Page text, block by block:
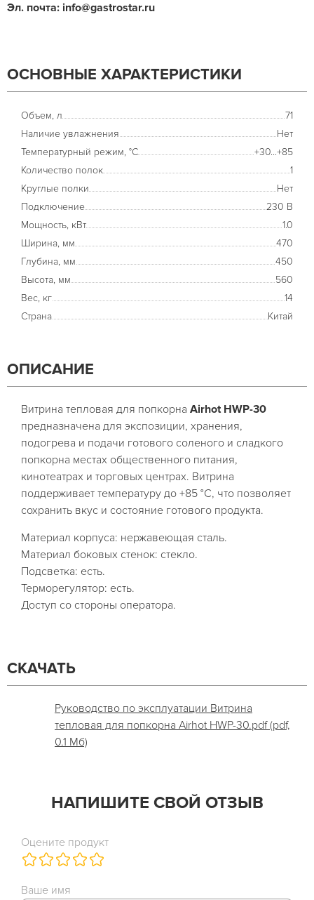
Эл. почта: info@gastrostar.ru
ОСНОВНЫЕ ХАРАКТЕРИСТИКИ
Объем, л
71
Наличие увлажнения
Нет
Температурный режим, °С
+30...+85
Количество полок
1
Круглые полки
Нет
Подключение
230 В
Мощность, кВт
1.0
Ширина, мм
470
Глубина, мм
450
Высота, мм
560
Вес, кг
14
Страна
Китай
ОПИСАНИЕ
Витрина тепловая для попкорна Airhot HWP-30
предназначена для экспозиции, хранения,
подогрева и подачи готового соленого и сладкого
попкорна местах общественного питания,
кинотеатрах и торговых центрах. Витрина
поддерживает температуру до +85 °C, что позволяет
сохранить вкус и состояние готового продукта.
Материал корпуса: нержавеющая сталь.
Материал боковых стенок: стекло.
Подсветка: есть.
Терморегулятор: есть.
Доступ со стороны оператора.
СКАЧАТЬ
Руководство по эксплуатации Витрина
тепловая для попкорна Airhot HWP-30.pdf (pdf,
0.1 Мб)
НАПИШИТЕ СВОЙ ОТЗЫВ
Оцените продукт
Ваше имя